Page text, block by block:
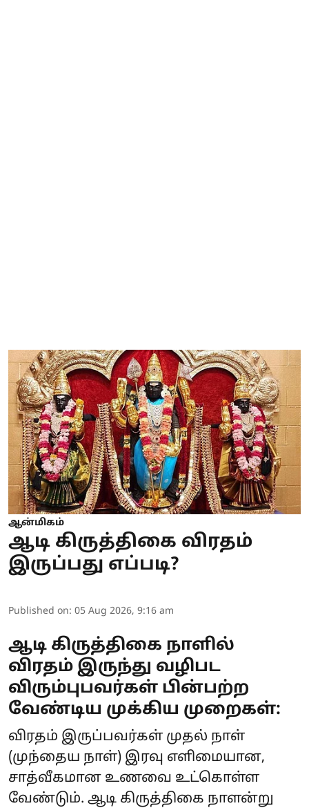
ஆன்மிகம்
ஆடி கிருத்திகை விரதம்
இருப்பது எப்படி?
Published on: 05 Aug 2026, 9:16 am
ஆடி கிருத்திகை நாளில்
விரதம் இருந்து வழிபட
விரும்புபவர்கள் பின்பற்ற
வேண்டிய முக்கிய முறைகள்:
விரதம் இருப்பவர்கள் முதல் நாள்
(முந்தைய நாள்) இரவு எளிமையான,
சாத்வீகமான உணவை உட்கொள்ள
வேண்டும். ஆடி கிருத்திகை நாளன்று